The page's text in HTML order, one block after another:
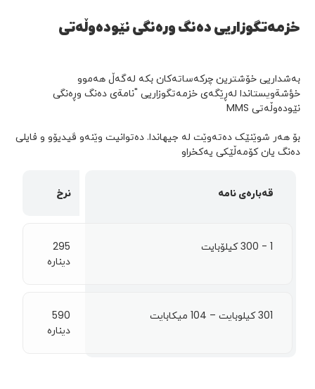
خزمەتگوزاریی دەنگ ورەنگی نێودەوڵەتی
بەشداریی خۆشترین چرکەساتەکان بکە لەگەڵ هەموو
خؤشةويستاندا لەڕێگەی خزمەتگوزاریی "نامةى دەنگ وڕەنگی
نێودەوڵەتی MMS
بۆ هەر شوێنێک دەتەوێت لە جیهاندا. دەتوانیت وێنەو ڤیدیۆو و فایلی
دەنگ یان کۆمەڵێکی یەکخراو
قه‌باره‌ى نامه‌ نرخ
1 - 300 کیلۆبایت
295
ديناره
301 كيلوبايت – 104 ميكابايت
590
ديناره